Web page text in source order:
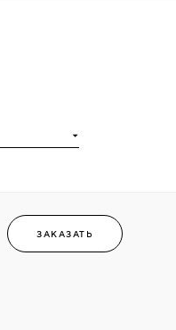
ЗАКАЗАТЬ